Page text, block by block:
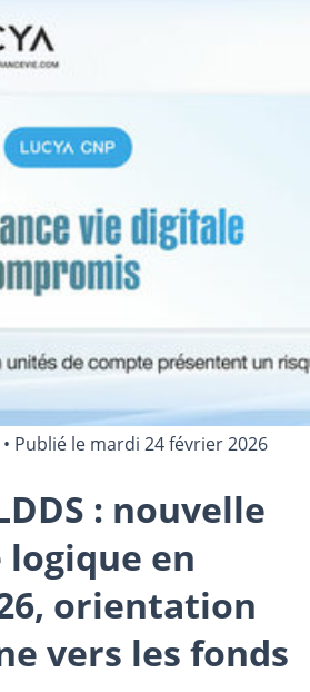
• Publié le mardi 24 février 2026
: nouvelle
en
orientation
vers les fonds